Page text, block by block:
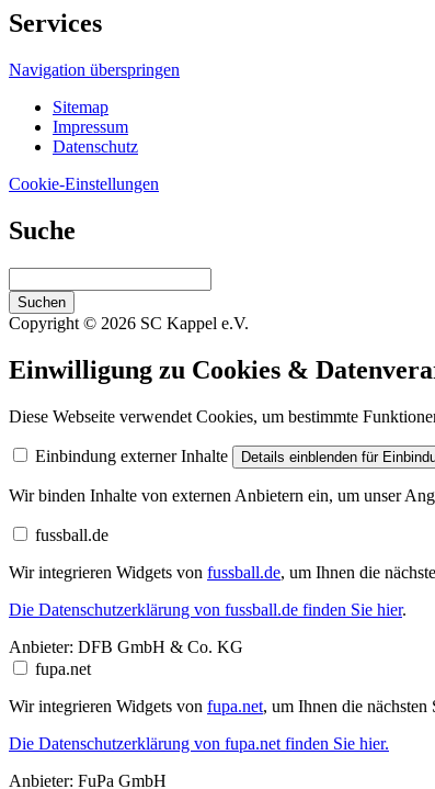
Services
Navigation überspringen
Sitemap
Impressum
Datenschutz
Cookie-Einstellungen
Suche
Suchen
Copyright © 2026 SC Kappel e.V.
Einwilligung zu Cookies &
Diese Webseite verwendet Cookies, um bestimmte
Einbindung externer Inhalte Details einblenden für
Wir binden Inhalte von externen Anbietern ein, um unser
fussball.de
Wir integrieren Widgets von fussball.de, um Ihnen die
Die Datenschutzerklärung von fussball.de finden Sie hier.
Anbieter: DFB GmbH & Co. KG
fupa.net
Wir integrieren Widgets von fupa.net, um Ihnen die
Die Datenschutzerklärung von fupa.net finden Sie hier.
Anbieter: FuPa GmbH